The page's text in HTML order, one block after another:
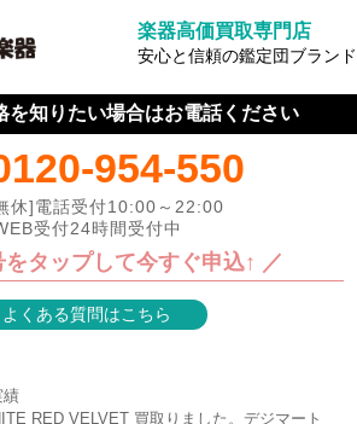
楽器高価買取専門店
安心と信頼の鑑定団ブランド
を知りたい場合はお電話ください
954-550
休]電話受付10:00～22:00
受付24時間受付中
をタップして今すぐ申込↑ ／
よくある質問はこちら
績
RED VELVET 買取りました。デジマート